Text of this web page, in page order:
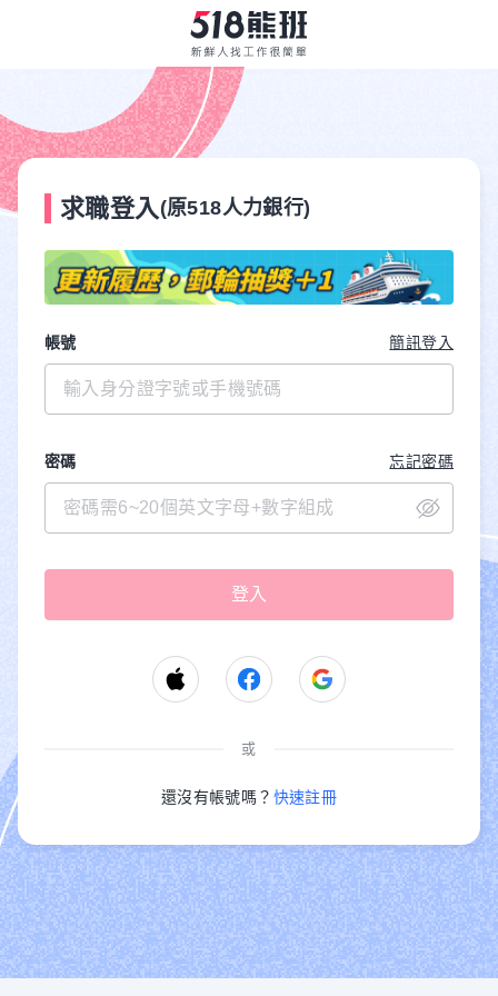
求職登入 (原518人力銀行)
帳號 簡訊登入
密碼 忘記密碼
或
還沒有帳號嗎？ 快速註冊